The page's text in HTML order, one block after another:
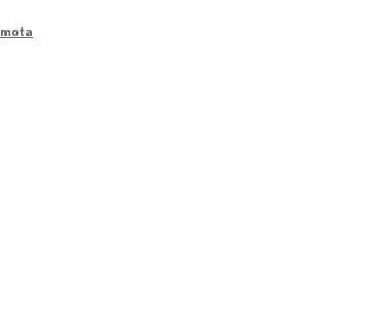
mota